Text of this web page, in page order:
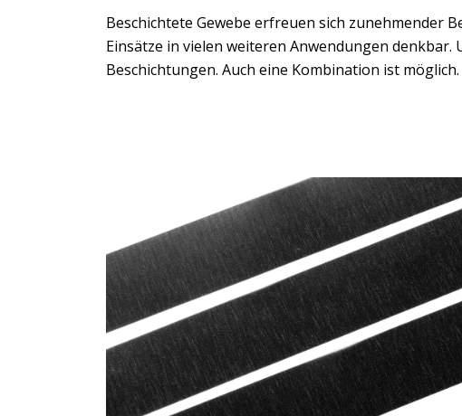
Beschichtete Gewebe erfreuen sich zunehmender
Einsätze in vielen weiteren Anwendungen
Beschichtungen. Auch eine Kombination ist möglich.